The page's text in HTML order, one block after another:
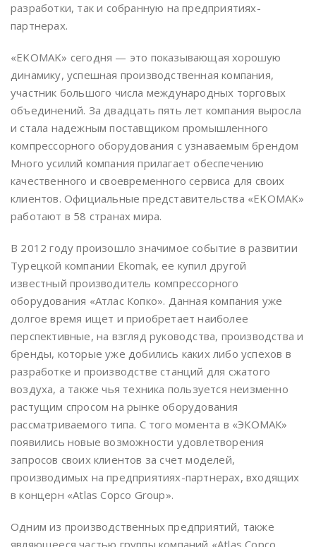
разработки, так и собранную на предприятиях-
партнерах.
«EKOMAK» сегодня — это показывающая хорошую
динамику, успешная производственная компания,
участник большого числа международных торговых
объединений. За двадцать пять лет компания выросла
и стала надежным поставщиком промышленного
компрессорного оборудования с узнаваемым брендом
Много усилий компания прилагает обеспечению
качественного и своевременного сервиса для своих
клиентов. Официальные представительства «EKOMAK»
работают в 58 странах мира.
В 2012 году произошло значимое событие в развитии
Турецкой компании Ekomak, ее купил другой
известный производитель компрессорного
оборудования «Атлас Копко». Данная компания уже
долгое время ищет и приобретает наиболее
перспективные, на взгляд руководства, производства и
бренды, которые уже добились каких либо успехов в
разработке и производстве станций для сжатого
воздуха, а также чья техника пользуется неизменно
растущим спросом на рынке оборудования
рассматриваемого типа. С того момента в «ЭКОМАК»
появились новые возможности удовлетворения
запросов своих клиентов за счет моделей,
производимых на предприятиях-партнерах, входящих
в концерн «Atlas Copco Group».
Одним из производственных предприятий, также
являющееся частью группы компаний «Atlas Copco